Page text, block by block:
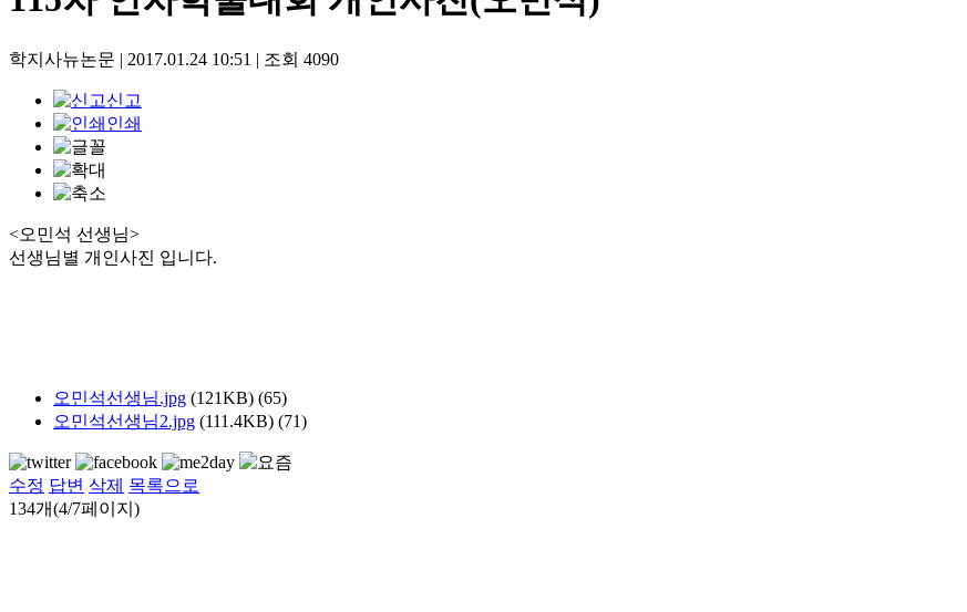
학지사뉴논문 | 2017.01.24 10:51 | 조회 4090
신고
인쇄
<오민석 선생님>
선생님별 개인사진 입니다.
오민석선생님.jpg (121KB) (65)
오민석선생님2.jpg (111.4KB) (71)
수정 답변 삭제 목록으로
134개(4/7페이지)